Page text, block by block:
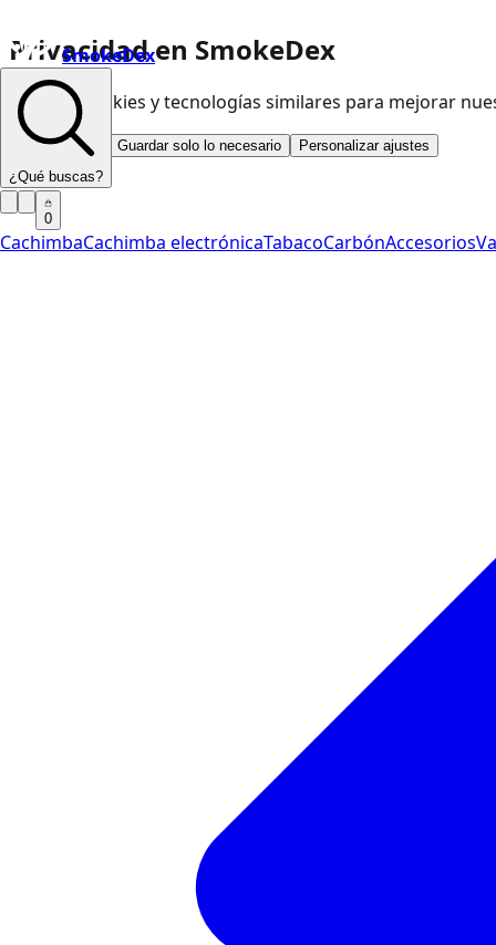
Privacidad en SmokeDex
Usamos cookies y tecnologías similares para mejorar
Aceptar todo Guardar solo lo necesario Personalizar ajustes
SmokeDex
¿Qué buscas?
0
CachimbaCachimba electrónicaTabacoCarbónAccesorios